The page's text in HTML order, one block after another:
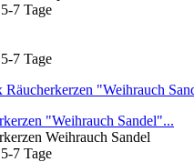
7 Tage
7 Tage
"Weihrauch Sandel"...
Weihrauch Sandel
7 Tage